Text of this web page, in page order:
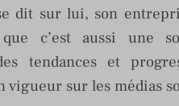
dit sur lui, son
c’est aussi une
tendances et
vigueur sur les médias